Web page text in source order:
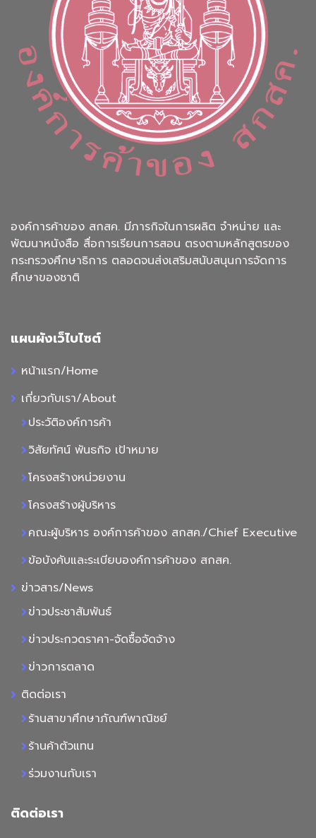
องค์การค้าของ สกสค. มีภารกิจในการผลิต จำหน่าย และ
พัฒนาหนังสือ สื่อการเรียนการสอน ตรงตามหลักสูตรของ
กระทรวงศึกษาธิการ ตลอดจนส่งเสริมสนับสนุนการจัดการ
ศึกษาของชาติ
แผนผังเว็ไบไซต์
หน้าแรก/Home
เกี่ยวกับเรา/About
ประวัติองค์การค้า
วิสัยทัศน์ พันธกิจ เป้าหมาย
โครงสร้างหน่วยงาน
โครงสร้างผู้บริหาร
คณะผู้บริหาร องค์การค้าของ สกสค./Chief Executive
ข้อบังคับและระเบียบองค์การค้าของ สกสค.
ข่าวสาร/News
ข่าวประชาสัมพันธ์
ข่าวประกวดราคา-จัดซื้อจัดจ้าง
ข่าวการตลาด
ติดต่อเรา
ร้านสาขาศึกษาภัณฑ์พาณิชย์
ร้านค้าตัวแทน
ร่วมงานกับเรา
ติดต่อเรา